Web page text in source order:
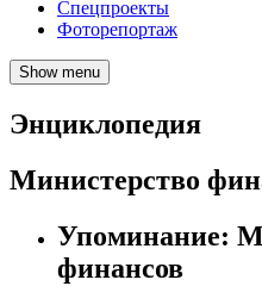
Спецпроекты
Фоторепортаж
Show menu
Энциклопедия
Министерство
Упоминание:
финансов